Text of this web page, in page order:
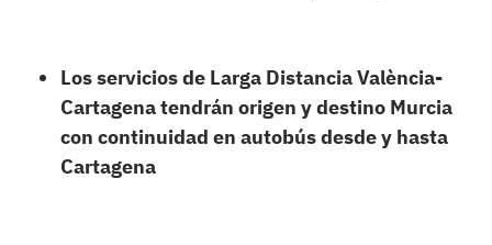
Los servicios de Larga Distancia València-
Cartagena tendrán origen y destino Murcia
con continuidad en autobús desde y hasta
Cartagena